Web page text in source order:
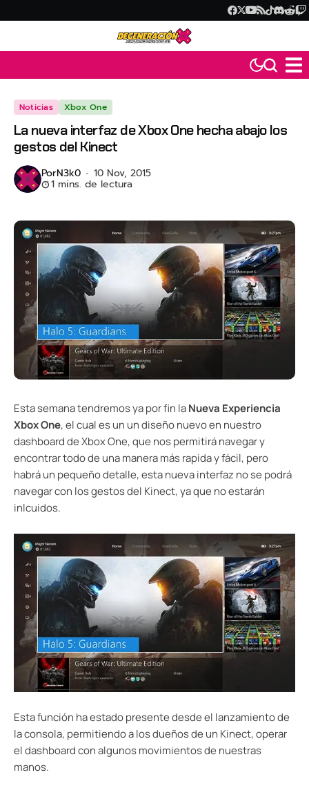
Noticias Xbox One
La nueva interfaz de Xbox One hecha abajo los
gestos del Kinect
PorN3k0 10 Nov, 2015
1 mins. de lectura
Esta semana tendremos ya por fin laNueva Experiencia
Xbox One, el cual es un un diseño nuevo en nuestro
dashboard de Xbox One, que nos permitirá navegar y
encontrar todo de una manera más rapida y fácil, pero
habrá un pequeño detalle, esta nueva interfaz no se podrá
navegar con los gestos del Kinect, ya que no estarán
inlcuidos.
Esta función ha estado presente desde el lanzamiento de
la consola, permitiendo a los dueños de un Kinect, operar
el dashboard con algunos movimientos de nuestras
manos.